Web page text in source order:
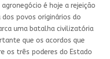
é hoje a rejeição
povos originários do
uma batalha civilizatória
que os acordos que
os três poderes do Estado